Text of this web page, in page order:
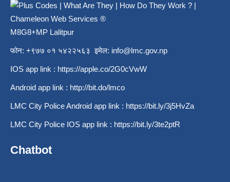
M8G8+MP Lalitpur
फोन: +९७७ ०१ ५४२२५६३ इमेल: info@lmc.gov.np
IOS app link : https://apple.co/2G0cVwW
Android app link : http://bit.do/lmco
LMC City Police Android app link : https://bit.ly/3j5HvZa
LMC City Police IOS app link : https://bit.ly/3te2ptR
Chatbot